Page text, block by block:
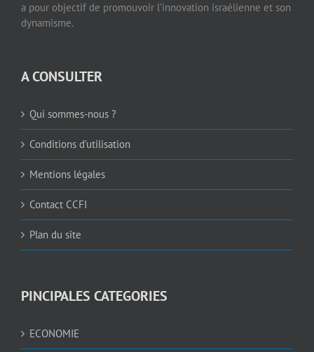
a pour objectif de promouvoir l’innovation israélienne et son
dynamisme.
A CONSULTER
Qui sommes-nous ?
Conditions d’utilisation
Mentions légales
Contact CCFI
Plan du site
PINCIPALES CATEGORIES
ECONOMIE